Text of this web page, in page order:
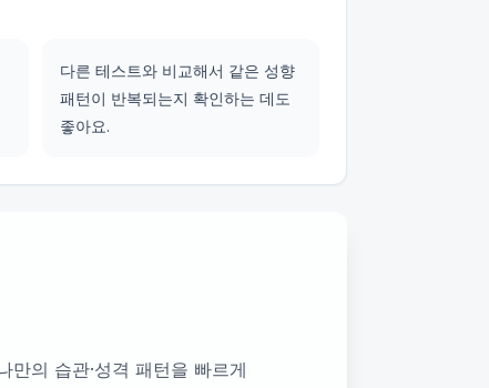
다른 테스트와 비교해서 같은 성향
패턴이 반복되는지 확인하는 데도
좋아요.
의 습관·성격 패턴을 빠르게